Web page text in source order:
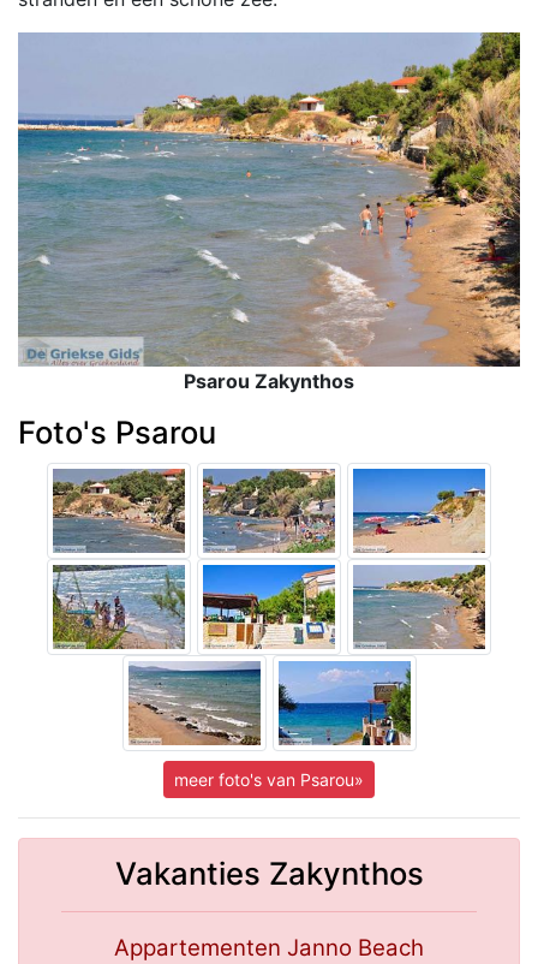
Psarou Zakynthos
Foto's Psarou
meer foto's van Psarou»
Vakanties Zakynthos
Appartementen Janno Beach